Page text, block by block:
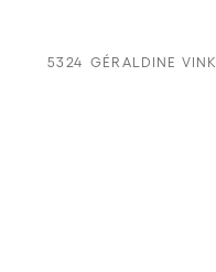
5324 GÉRALDINE VINK